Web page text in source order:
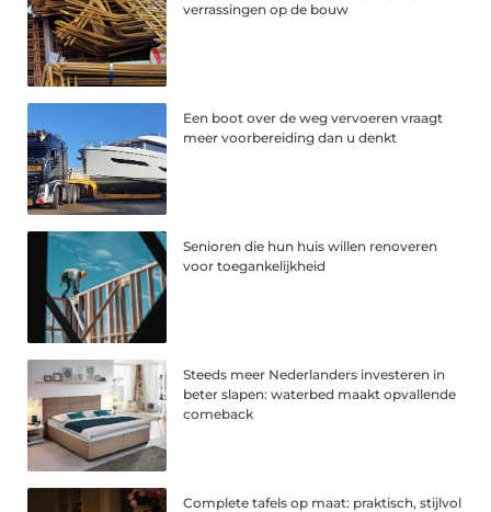
verrassingen op de bouw
Een boot over de weg vervoeren vraagt
meer voorbereiding dan u denkt
Senioren die hun huis willen renoveren
voor toegankelijkheid
Steeds meer Nederlanders investeren in
beter slapen: waterbed maakt opvallende
comeback
Complete tafels op maat: praktisch, stijlvol